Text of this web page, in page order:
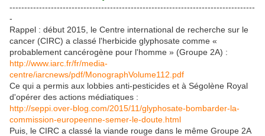
-----------------------------------------------------------------------------------
-
Rappel : début 2015, le Centre international de recherche sur le
cancer (CIRC) a classé l'herbicide glyphosate comme «
probablement cancérogène pour l'homme » (Groupe 2A) :
http://www.iarc.fr/fr/media-
centre/iarcnews/pdf/MonographVolume112.pdf
Ce qui a permis aux lobbies anti-pesticides et à Ségolène Royal
d'opérer des actions médiatiques :
http://seppi.over-blog.com/2015/11/glyphosate-bombarder-la-
commission-europeenne-semer-le-doute.html
Puis, le CIRC a classé la viande rouge dans le même Groupe 2A